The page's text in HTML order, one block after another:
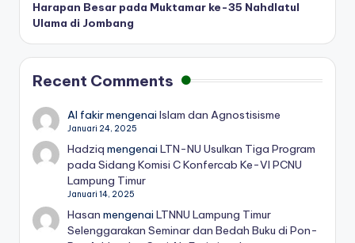
Harapan Besar pada Muktamar ke-35 Nahdlatul
Ulama di Jombang
Recent Comments
Al fakirmengenaiIslam dan Agnostisisme
Januari 24, 2025
Hadziq mengenaiLTN-NU Usulkan Tiga Program
pada Sidang Komisi C Konfercab Ke-VI PCNU
Lampung Timur
Januari 14, 2025
Hasan mengenaiLTNNU Lampung Timur
Selenggarakan Seminar dan Bedah Buku di Pon-